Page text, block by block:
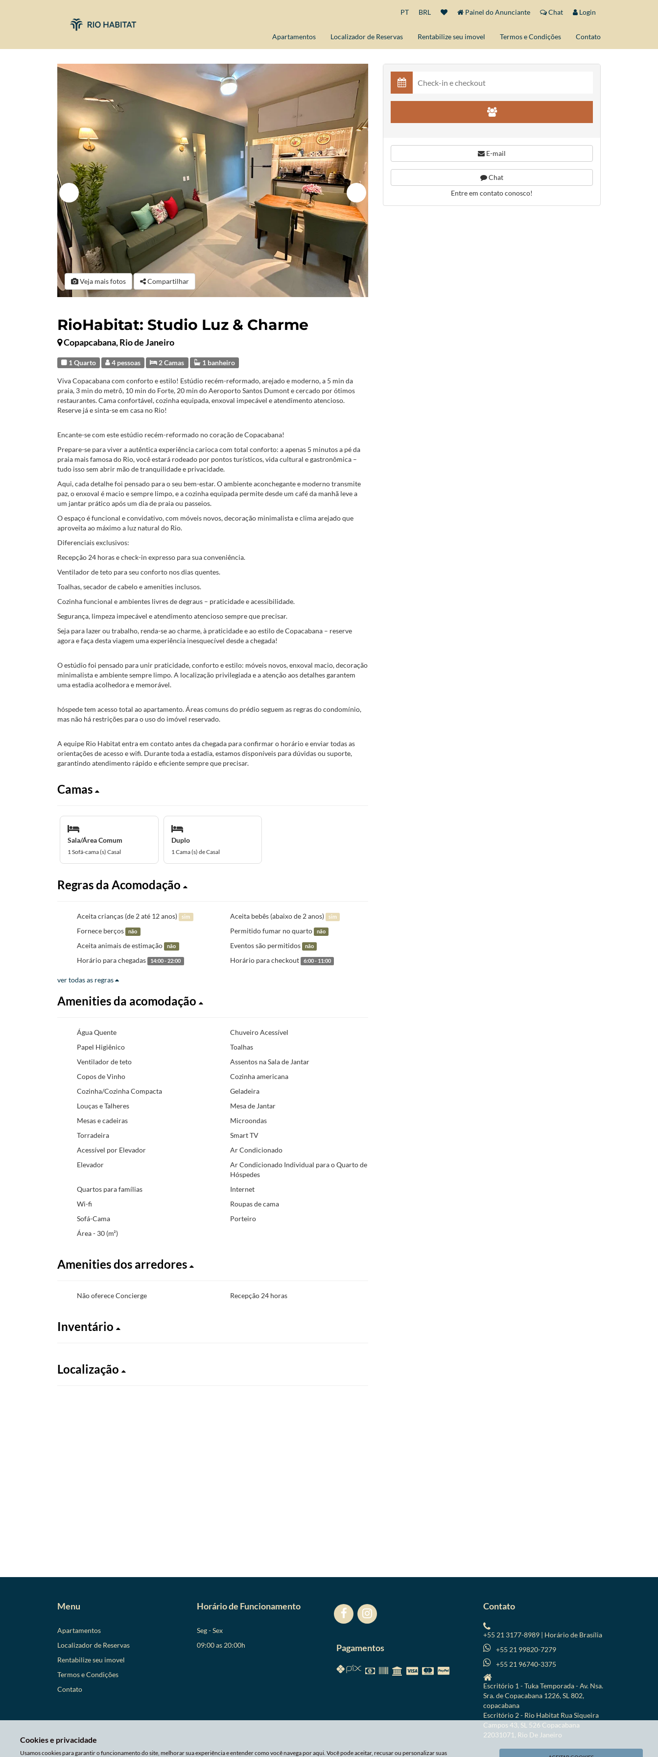
PT BRL Painel do Anunciante Chat Login
Apartamentos Localizador de Reservas Rentabilize seu imovel Termos e Condições Contato
Veja mais fotos Compartilhar
RioHabitat: Studio Luz & Charme
Copapcabana, Rio de Janeiro
1 Quarto 4 pessoas 2 Camas 1 banheiro
Viva Copacabana com conforto e estilo! Estúdio recém-reformado, arejado e moderno, a 5 min da
praia, 3 min do metrô, 10 min do Forte, 20 min do Aeroporto Santos Dumont e cercado por ótimos
restaurantes. Cama confortável, cozinha equipada, enxoval impecável e atendimento atencioso.
Reserve já e sinta-se em casa no Rio!
Encante-se com este estúdio recém-reformado no coração de Copacabana!
Prepare-se para viver a autêntica experiência carioca com total conforto: a apenas 5 minutos a pé da
praia mais famosa do Rio, você estará rodeado por pontos turísticos, vida cultural e gastronômica –
tudo isso sem abrir mão de tranquilidade e privacidade.
Aqui, cada detalhe foi pensado para o seu bem-estar. O ambiente aconchegante e moderno transmite
paz, o enxoval é macio e sempre limpo, e a cozinha equipada permite desde um café da manhã leve a
um jantar prático após um dia de praia ou passeios.
O espaço é funcional e convidativo, com móveis novos, decoração minimalista e clima arejado que
aproveita ao máximo a luz natural do Rio.
Diferenciais exclusivos:
Recepção 24 horas e check-in expresso para sua conveniência.
Ventilador de teto para seu conforto nos dias quentes.
Toalhas, secador de cabelo e amenities inclusos.
Cozinha funcional e ambientes livres de degraus – praticidade e acessibilidade.
Segurança, limpeza impecável e atendimento atencioso sempre que precisar.
Seja para lazer ou trabalho, renda-se ao charme, à praticidade e ao estilo de Copacabana – reserve
agora e faça desta viagem uma experiência inesquecível desde a chegada!
O estúdio foi pensado para unir praticidade, conforto e estilo: móveis novos, enxoval macio, decoração
minimalista e ambiente sempre limpo. A localização privilegiada e a atenção aos detalhes garantem
uma estadia acolhedora e memorável.
hóspede tem acesso total ao apartamento. Áreas comuns do prédio seguem as regras do condomínio,
mas não há restrições para o uso do imóvel reservado.
A equipe Rio Habitat entra em contato antes da chegada para confirmar o horário e enviar todas as
orientações de acesso e wifi. Durante toda a estadia, estamos disponíveis para dúvidas ou suporte,
garantindo atendimento rápido e eficiente sempre que precisar.
Camas
Sala/Área Comum
1 Sofá-cama (s) Casal
Duplo
1 Cama (s) de Casal
Regras da Acomodação
Aceita crianças (de 2 até 12 anos) sim Aceita bebês (abaixo de 2 anos) sim
Fornece berços não Permitido fumar no quarto não
Aceita animais de estimação não Eventos são permitidos não
Horário para chegadas 14:00 - 22:00 Horário para checkout 6:00 - 11:00
ver todas as regras
Amenities da acomodação
Água Quente
Chuveiro Acessível
Papel Higiênico
Toalhas
Ventilador de teto
Assentos na Sala de Jantar
Copos de Vinho
Cozinha americana
Cozinha/Cozinha Compacta
Geladeira
Louças e Talheres
Mesa de Jantar
Mesas e cadeiras
Microondas
Torradeira
Smart TV
Acessível por Elevador
Ar Condicionado
Elevador
Ar Condicionado Individual para o Quarto de
Hóspedes
Quartos para famílias
Internet
Wi-fi
Roupas de cama
Sofá-Cama
Porteiro
Área - 30 (m²)
Amenities dos arredores
Não oferece Concierge Recepção 24 horas
Inventário
Localização
E-mail
Chat
Entre em contato conosco!
Menu
Apartamentos
Localizador de Reservas
Rentabilize seu imovel
Termos e Condições
Contato
Horário de Funcionamento
Seg - Sex
09:00 as 20:00h
Pagamentos
Contato
+55 21 3177-8989 | Horário de Brasília
+55 21 99820-7279
+55 21 96740-3375
Escritório 1 - Tuka Temporada - Av. Nsa.
Sra. de Copacabana 1226, SL 802,
copacabana
Escritório 2 - Rio Habitat Rua Siqueira
Campos 43, SL 526 Copacabana
22031071, Rio De Janeiro
Cookies e privacidade
Usamos cookies para garantir o funcionamento do site, melhorar sua experiência e entender como você navega por aqui. Você pode aceitar, recusar ou personalizar suas